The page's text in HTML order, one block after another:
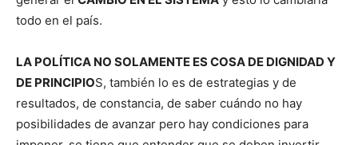
todo en el país.
LA POLÍTICA NO SOLAMENTE ES COSA DE DIGNIDAD Y
DE PRINCIPIOS, también lo es de estrategias y de
resultados, de constancia, de saber cuándo no hay
posibilidades de avanzar pero hay condiciones para